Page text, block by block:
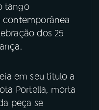
X
tango
contemporânea
dos 25
em seu título a
Portella, morta
peça se